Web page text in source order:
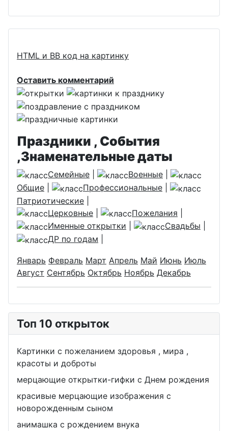
HTML и BB код на картинку
Оставить комментарий
Праздники , События
,Знаменательные даты
Семейные Военные
Общие
Профессиональные
Патриотические
Церковные
Пожелания
Именные открытки
Свадьбы
ДР по годам
Январь Февраль Март Апрель Май Июнь Июль
Август Сентябрь Октябрь Ноябрь Декабрь
Топ 10 открыток
Картинки с пожеланием здоровья , мира ,
красоты и доброты
мерцающие открытки-гифки с Днем рождения
красивые мерцающие изображения с
новорожденным сыном
анимашка с рождением внука